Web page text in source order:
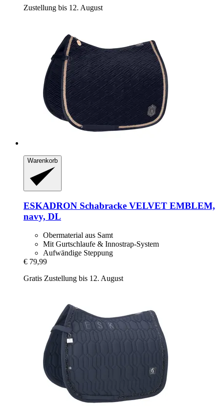
Zustellung bis 12. August
Warenkorb
ESKADRON Schabracke VELVET EMBLEM,
navy, DL
Obermaterial aus Samt
Mit Gurtschlaufe & Innostrap-System
Aufwändige Steppung
€ 79,99
Gratis Zustellung bis 12. August